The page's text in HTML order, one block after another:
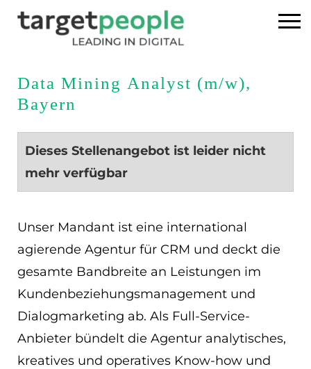
Home
Referenzen
News
DE
ES
Data Mining Analyst (m/w),
Bayern
Dieses Stellenangebot ist leider nicht
mehr verfügbar
Unser Mandant ist eine international
agierende Agentur für CRM und deckt die
gesamte Bandbreite an Leistungen im
Kundenbeziehungsmanagement und
Dialogmarketing ab. Als Full-Service-
Anbieter bündelt die Agentur analytisches,
kreatives und operatives Know-how und